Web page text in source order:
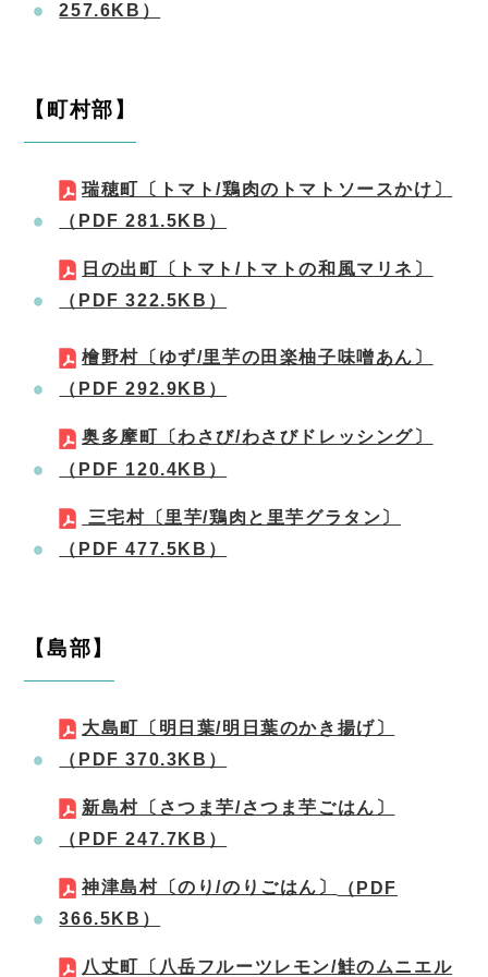
257.6KB）
【町村部】
瑞穂町〔トマト/鶏肉のトマトソースかけ〕
（PDF 281.5KB）
日の出町〔トマト/トマトの和風マリネ〕
（PDF 322.5KB）
檜野村〔ゆず/里芋の田楽柚子味噌あん〕
（PDF 292.9KB）
奥多摩町〔わさび/わさびドレッシング〕
（PDF 120.4KB）
三宅村〔里芋/鶏肉と里芋グラタン〕
（PDF 477.5KB）
【島部】
大島町〔明日葉/明日葉のかき揚げ〕
（PDF 370.3KB）
新島村〔さつま芋/さつま芋ごはん〕
（PDF 247.7KB）
神津島村〔のり/のりごはん〕
（PDF
366.5KB）
八丈町〔八岳フルーツレモン/鮭のムニエル